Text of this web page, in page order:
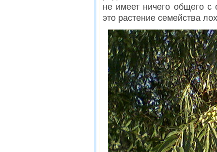
не имеет ничего общего с
это растение семейства